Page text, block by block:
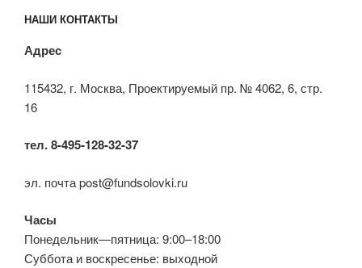
НАШИ КОНТАКТЫ
Адрес
115432, г. Москва, Проектируемый пр. № 4062, 6, стр.
16
тел. 8-495-128-32-37
эл. почта post@fundsolovki.ru
Часы
Понедельник—пятница: 9:00–18:00
Суббота и воскресенье: выходной